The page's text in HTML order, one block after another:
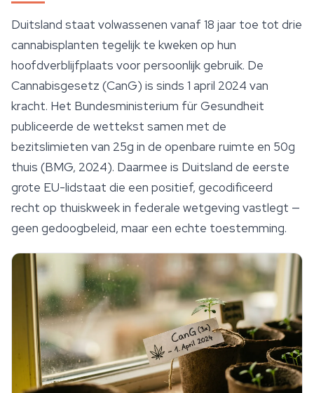
Duitsland staat volwassenen vanaf 18 jaar toe tot drie
cannabisplanten tegelijk te kweken op hun
hoofdverblijfplaats voor persoonlijk gebruik. De
Cannabisgesetz (CanG) is sinds 1 april 2024 van
kracht. Het Bundesministerium für Gesundheit
publiceerde de wettekst samen met de
bezitslimieten van 25g in de openbare ruimte en 50g
thuis (BMG, 2024). Daarmee is Duitsland de eerste
grote EU-lidstaat die een positief, gecodificeerd
recht op thuiskweek in federale wetgeving vastlegt —
geen gedoogbeleid, maar een echte toestemming.